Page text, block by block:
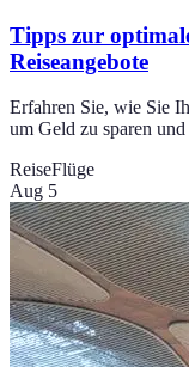
Tipps zur
Reiseangebote
Erfahren Sie, wie Sie
um Geld zu sparen
ReiseFlüge
Aug 5